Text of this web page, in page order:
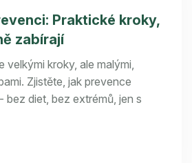
Praktické kroky,
zabírají
velkými kroky, ale malými,
Zjistěte, jak prevence
bez diet, bez extrémů, jen s